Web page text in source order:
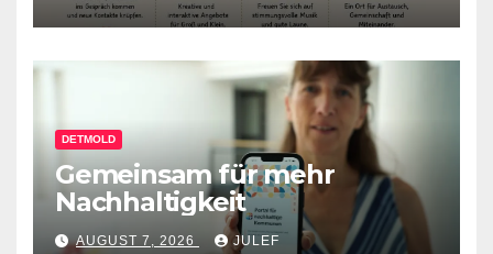
DETMOLD
Gemeinsam für mehr
Nachhaltigkeit
AUGUST 7, 2026 JULEF